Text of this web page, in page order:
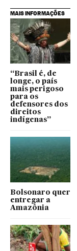
MAIS INFORMAÇÕES
“Brasil é, de
longe, o país
mais perigoso
para os
defensores dos
direitos
indígenas”
Bolsonaro quer
entregar a
Amazônia